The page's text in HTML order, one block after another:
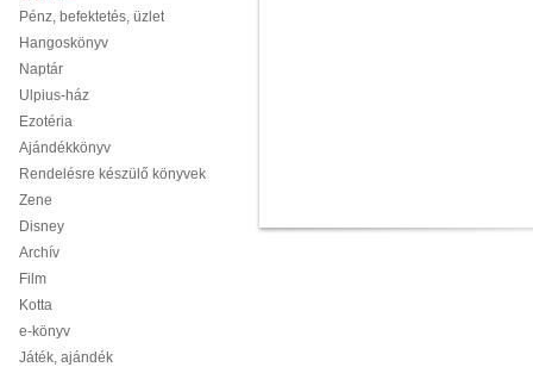
Pénz, befektetés, üzlet
Hangoskönyv
Naptár
Ulpius-ház
Ezotéria
Ajándékkönyv
Rendelésre készülő könyvek
Zene
Disney
Archív
Film
Kotta
e-könyv
Játék, ajándék